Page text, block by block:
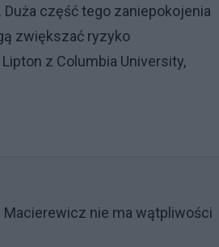
Duża część tego zaniepokojenia
zwiększać ryzyko
z Columbia University,
nie ma wątpliwości